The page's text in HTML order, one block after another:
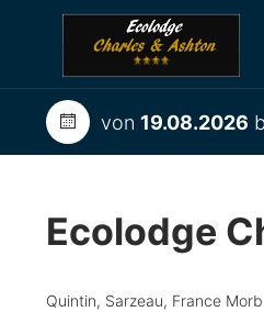
von 19.08.2026
Ecolodge
Quintin, Sarzeau, France